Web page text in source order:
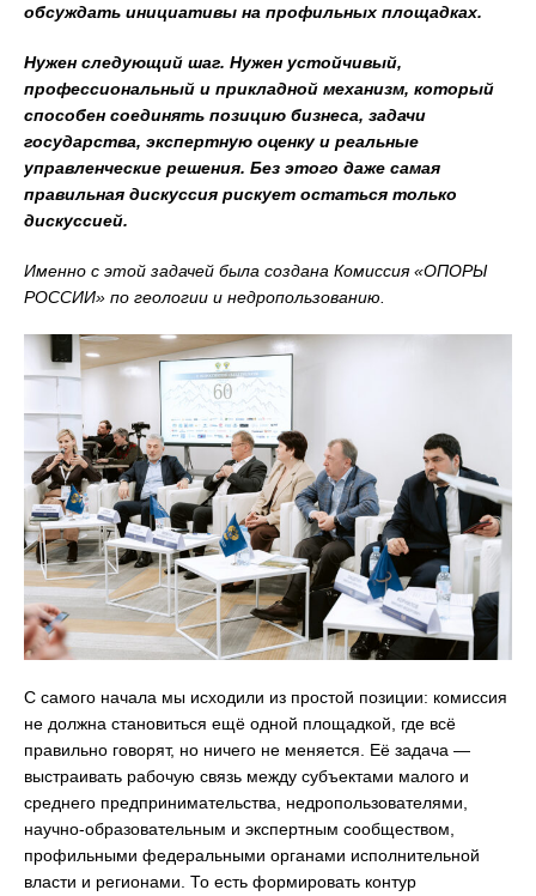
обсуждать инициативы на профильных площадках.
Нужен следующий шаг. Нужен устойчивый,
профессиональный и прикладной механизм, который
способен соединять позицию бизнеса, задачи
государства, экспертную оценку и реальные
управленческие решения. Без этого даже самая
правильная дискуссия рискует остаться только
дискуссией.
Именно с этой задачей была создана Комиссия «ОПОРЫ
РОССИИ» по геологии и недропользованию.
С самого начала мы исходили из простой позиции: комиссия
не должна становиться ещё одной площадкой, где всё
правильно говорят, но ничего не меняется. Её задача —
выстраивать рабочую связь между субъектами малого и
среднего предпринимательства, недропользователями,
научно-образовательным и экспертным сообществом,
профильными федеральными органами исполнительной
власти и регионами. То есть формировать контур